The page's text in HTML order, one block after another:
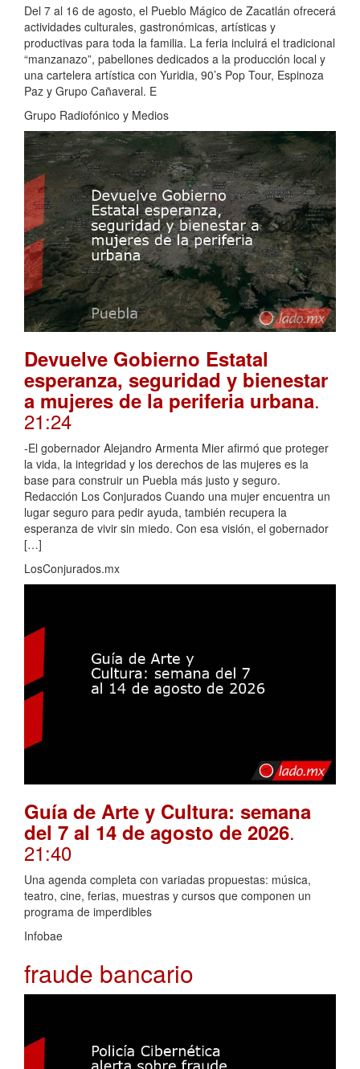
Del 7 al 16 de agosto, el Pueblo Mágico de Zacatlán ofrecerá
actividades culturales, gastronómicas, artísticas y
productivas para toda la familia. La feria incluirá el tradicional
“manzanazo”, pabellones dedicados a la producción local y
una cartelera artística con Yuridia, 90’s Pop Tour, Espinoza
Paz y Grupo Cañaveral. E
Grupo Radiofónico y Medios
Devuelve Gobierno Estatal
esperanza, seguridad y bienestar
a mujeres de la periferia urbana.
21:24
-El gobernador Alejandro Armenta Mier afirmó que proteger
la vida, la integridad y los derechos de las mujeres es la
base para construir un Puebla más justo y seguro.
Redacción Los Conjurados Cuando una mujer encuentra un
lugar seguro para pedir ayuda, también recupera la
esperanza de vivir sin miedo. Con esa visión, el gobernador
[…]
LosConjurados.mx
Guía de Arte y Cultura: semana
del 7 al 14 de agosto de 2026.
21:40
Una agenda completa con variadas propuestas: música,
teatro, cine, ferias, muestras y cursos que componen un
programa de imperdibles
Infobae
fraude bancario